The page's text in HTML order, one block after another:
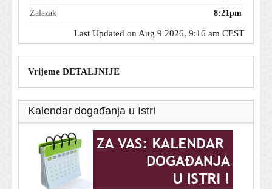
Zalazak
8:21pm
Last Updated on Aug 9 2026, 9:16 am CEST
Vrijeme DETALJNIJE
Kalendar događanja u Istri